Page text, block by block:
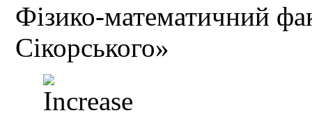
Фізико-математичний
Сікорського»